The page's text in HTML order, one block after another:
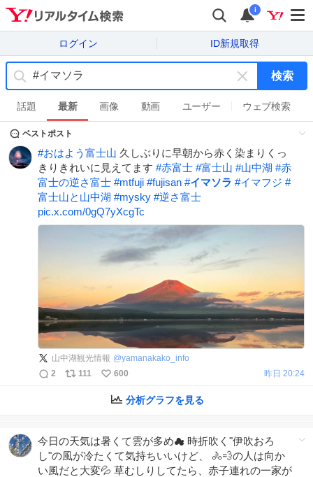
i
ログイン ID新規取得
キ
ー
ワ
ド
を
消
検索
話題 最新 画像 動画 ユーザー ウェブ検索
ベストポスト
#おはよう富士山 久しぶりに早朝から赤く染まりくっ
きりきれいに見えてます #赤富士 #富士山 #山中湖 #赤
富士の逆さ富士 #mtfuji #fujisan #イマソラ #イマフジ #
富士山と山中湖 #mysky #逆さ富士
pic.x.com/0gQ7yXcgTc
山中湖観光情報 @yamanakako_info
2
111 600 昨日 20:24
分析グラフを見る
今日の天気は暑くて雲が多め☁ 時折吹く"伊吹おろ
し"の風が冷たくて気持ちいいけど、 🚴💨の人は向か
い風だと大変💦 草むしりしてたら、赤子連れの一家が